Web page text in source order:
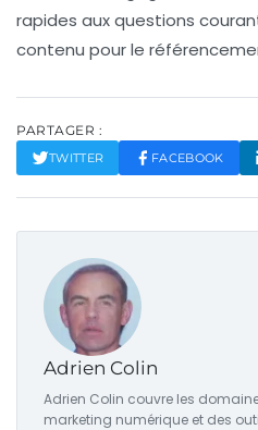
rapides aux questions
contenu pour le
PARTAGER :
TWITTER FACEBOOK
Adrien Colin
Adrien Colin couvre les
marketing numérique et des